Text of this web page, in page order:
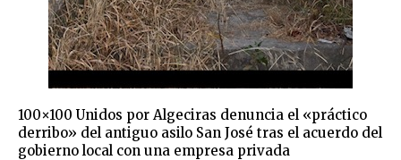
100×100 Unidos por Algeciras denuncia el «práctico
derribo» del antiguo asilo San José tras el acuerdo del
gobierno local con una empresa privada